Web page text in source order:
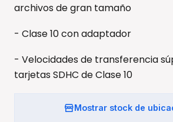
archivos de gran tamaño
- Clase 10 con adaptador
- Velocidades de transferencia
tarjetas SDHC de Clase 10
Mostrar stock de